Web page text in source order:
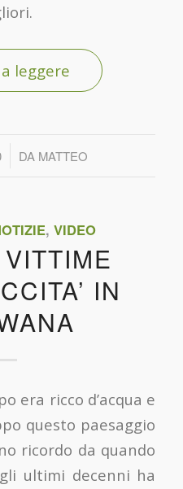
leggere
DA MATTEO
,VIDEO
IN
era ricco d’acqua e
questo paesaggio
ricordo da quando
ultimi decenni ha